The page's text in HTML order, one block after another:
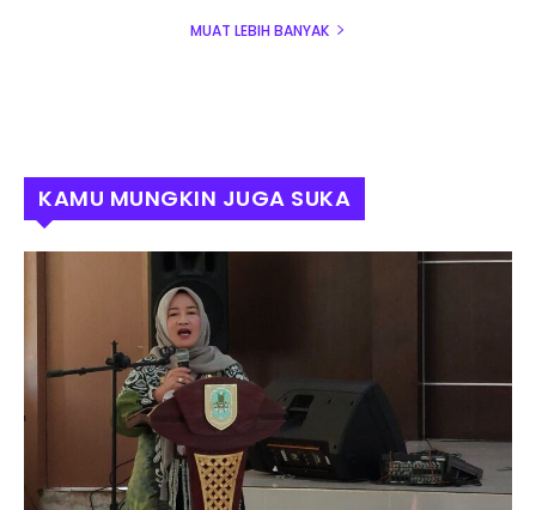
MUAT LEBIH BANYAK
KAMU MUNGKIN JUGA SUKA